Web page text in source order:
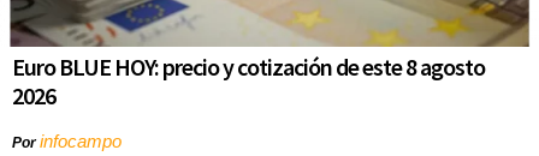
Euro BLUE HOY: precio y cotización de este 8 agosto
2026
Porinfocampo